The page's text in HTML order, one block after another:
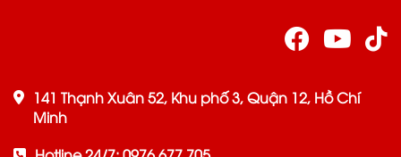
141 Thạnh Xuân 52, Khu phố 3, Quận 12, Hồ Chí
Minh